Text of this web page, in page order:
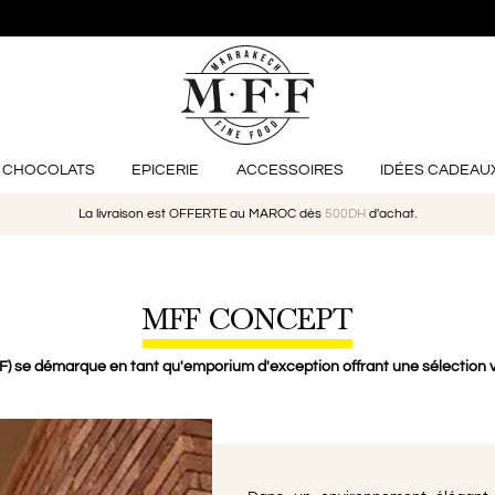
CHOCOLATS
Au Matcha
EPICERIE
fraise
ACCESSOIRES
Teapot
IDÉES
La livraison est OFFERTE au MAROC dès 500DH d'achat.
MFF CONCEPT
se démarque en tant qu'emporium d'exception offrant une sélection